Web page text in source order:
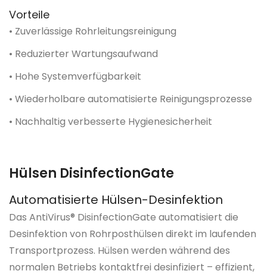
Vorteile
• Zuverlässige Rohrleitungsreinigung
• Reduzierter Wartungsaufwand
• Hohe Systemverfügbarkeit
• Wiederholbare automatisierte Reinigungsprozesse
• Nachhaltig verbesserte Hygienesicherheit
Hülsen DisinfectionGate
Automatisierte Hülsen-Desinfektion
Das AntiVirus® DisinfectionGate automatisiert die
Desinfektion von Rohrposthülsen direkt im laufenden
Transportprozess. Hülsen werden während des
normalen Betriebs kontaktfrei desinfiziert – effizient,